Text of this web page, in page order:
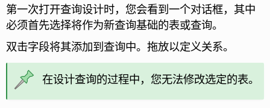
第一次打开查询设计时，您会看到一个对话框，其中
必须首先选择将作为新查询基础的表或查询。
双击字段将其添加到查询中。拖放以定义关系。
在设计查询的过程中，您无法修改选定的表。